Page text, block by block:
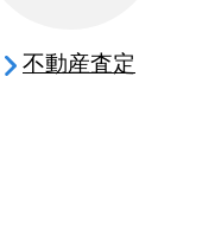
不動産査定